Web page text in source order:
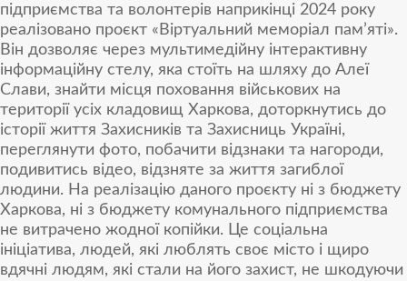
підприємства та волонтерів наприкінці 2024 року
реалізовано проєкт «Віртуальний меморіал пам’яті».
Він дозволяє через мультимедійну інтерактивну
інформаційну стелу, яка стоїть на шляху до Алеї
Слави, знайти місця поховання військових на
території усіх кладовищ Харкова, доторкнутись до
історії життя Захисників та Захисниць Україні,
переглянути фото, побачити відзнаки та нагороди,
подивитись відео, відзняте за життя загиблої
людини. На реалізацію даного проєкту ні з бюджету
Харкова, ні з бюджету комунального підприємства
не витрачено жодної копійки. Це соціальна
ініціатива, людей, які люблять своє місто і щиро
вдячні людям, які стали на його захист, не шкодуючи